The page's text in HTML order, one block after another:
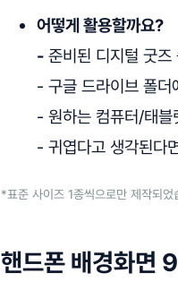
어떻게 활용할까요?
- 준비된 디지털 굿즈
- 구글 드라이브 폴더
- 원하는 컴퓨터/태
- 귀엽다고 생각된다
*표준 사이즈 1종씩으로만 제작되
핸드폰 배경화면